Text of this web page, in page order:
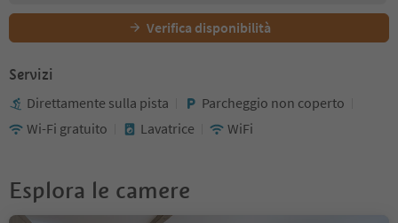
Verifica disponibilità
Servizi
Direttamente sulla pista
Parcheggio non coperto
Wi-Fi gratuito
Lavatrice WiFi
Esplora le camere